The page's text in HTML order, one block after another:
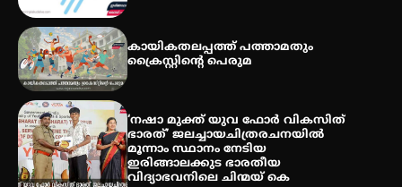
കായികതലപ്പത്ത് പത്താമതും
ക്രൈസ്റ്റിന്റെ പെരുമ
‘നഷാ മുക്ത് യുവ ഫോർ വികസിത്
ഭാരത്’ ജലച്ചായചിത്രരചനയിൽ
മൂന്നാം സ്ഥാനം നേടിയ
ഇരിങ്ങാലക്കുട ഭാരതീയ
വിദ്യാഭവനിലെ ചിന്മയ് കെ